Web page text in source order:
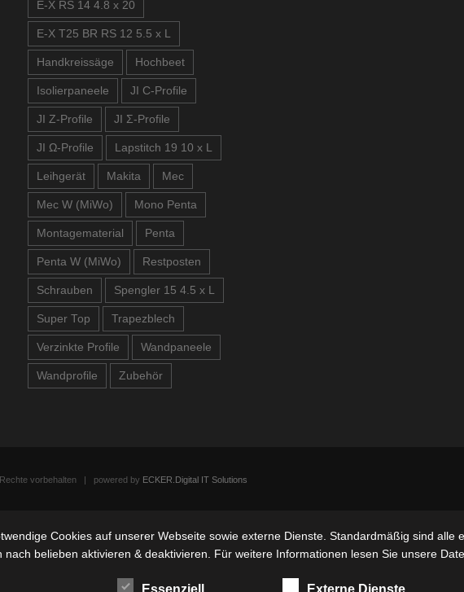
E-X RS 14 4.8 x 20
E-X T25 BR RS 12 5.5 x L
Handkreissäge Hochbeet
Isolierpaneele JI C-Profile
JI Z-Profile JI Σ-Profile
JI Ω-Profile Lapstitch 19 10 x L
Leihgerät Makita Mec
Mec W (MiWo) Mono Penta
Montagematerial Penta
Penta W (MiWo) Restposten
Schrauben Spengler 15 4.5 x L
Super Top Trapezblech
Verzinkte Profile Wandpaneele
Wandprofile Zubehör
vorbehalten | powered by ECKER.Digital IT Solutions
Cookies auf unserer Webseite sowie externe Dienste. Standardmäßig sind alle
nach belieben aktivieren & deaktivieren. Für weitere Informationen lesen Sie unsere
Essenziell Externe Dienste